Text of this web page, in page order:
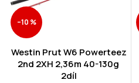
–10 %
Westin Prut W6 Powerteez
2nd 2XH 2,36m 40-130g
2díl